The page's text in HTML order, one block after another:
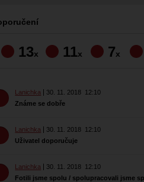
13x 11x 7x
Lanichka 30. 11. 2018 12:10
Známe se dobře
Lanichka 30. 11. 2018 12:10
Uživatel doporučuje
Lanichka 30. 11. 2018 12:10
Fotili jsme spolu / spolupracovali jsme